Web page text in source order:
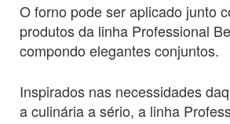
O forno pode ser aplicado junto
produtos da linha Professional
compondo elegantes conjuntos.
Inspirados nas necessidades
a culinária a sério, a linha